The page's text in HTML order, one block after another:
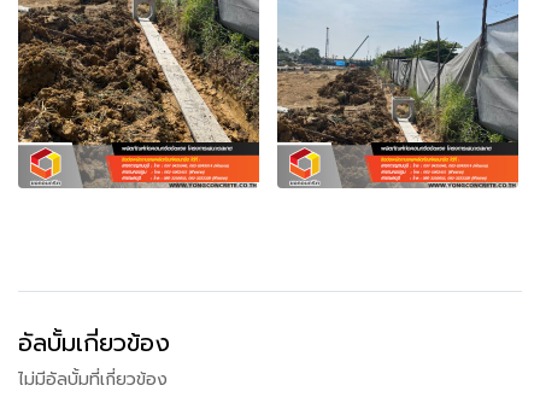
อัลบั้มเกี่ยวข้อง
ไม่มีอัลบั้มที่เกี่ยวข้อง